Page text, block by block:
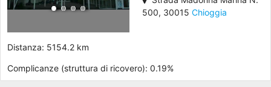
500, 30015 Chioggia
Distanza: 5154.2 km
Complicanze (struttura di ricovero): 0.19%